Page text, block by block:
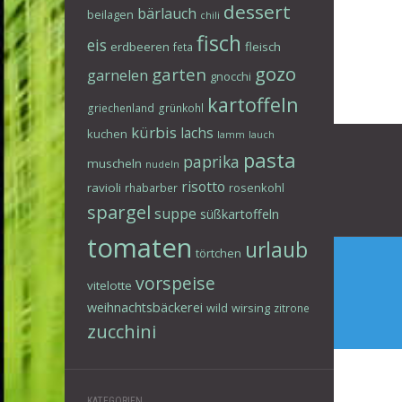
beilagen bärlauch chili dessert
eis erdbeeren feta fisch fleisch
garnelen garten gnocchi gozo
griechenland grünkohl kartoffeln
kuchen kürbis lachs lamm lauch
muscheln nudeln paprika pasta
ravioli rhabarber risotto rosenkohl
spargel suppe süßkartoffeln
tomaten törtchen urlaub
vitelotte vorspeise
weihnachtsbäckerei wild wirsing zitrone
zucchini